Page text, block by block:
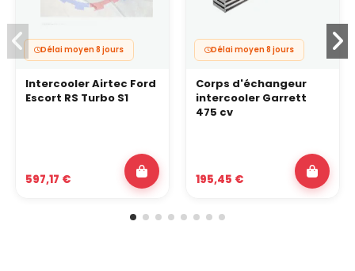
Délai moyen 8 jours
Intercooler Airtec Ford
Escort RS Turbo S1
597,17 €
Délai moyen 8 jours
Corps d'échangeur
intercooler Garrett
475 cv
195,45 €